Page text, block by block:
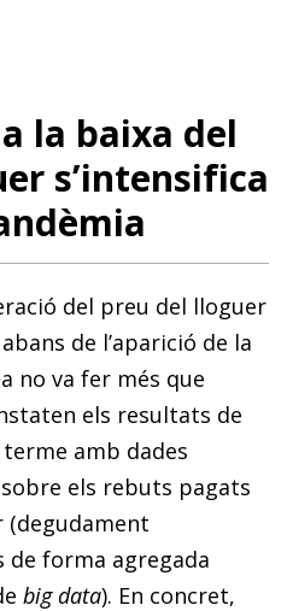
la baixa del
s’intensifica
del preu del lloguer
de l’aparició de la
no va fer més que
els resultats de
amb dades
els rebuts pagats
(degudament
forma agregada
big data). En concret,